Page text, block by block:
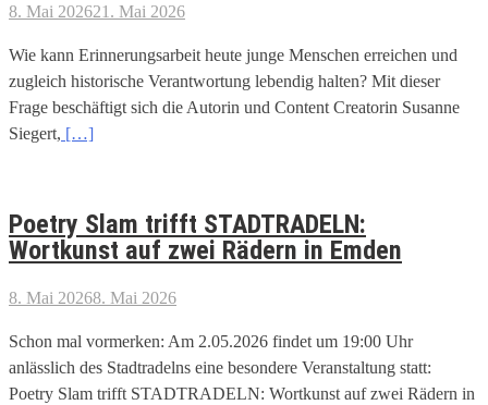
8. Mai 202621. Mai 2026
Wie kann Erinnerungsarbeit heute junge Menschen erreichen und
zugleich historische Verantwortung lebendig halten? Mit dieser
Frage beschäftigt sich die Autorin und Content Creatorin Susanne
Siegert, […]
Poetry Slam trifft STADTRADELN:
Wortkunst auf zwei Rädern in Emden
8. Mai 20268. Mai 2026
Schon mal vormerken: Am 2.05.2026 findet um 19:00 Uhr
anlässlich des Stadtradelns eine besondere Veranstaltung statt:
Poetry Slam trifft STADTRADELN: Wortkunst auf zwei Rädern in